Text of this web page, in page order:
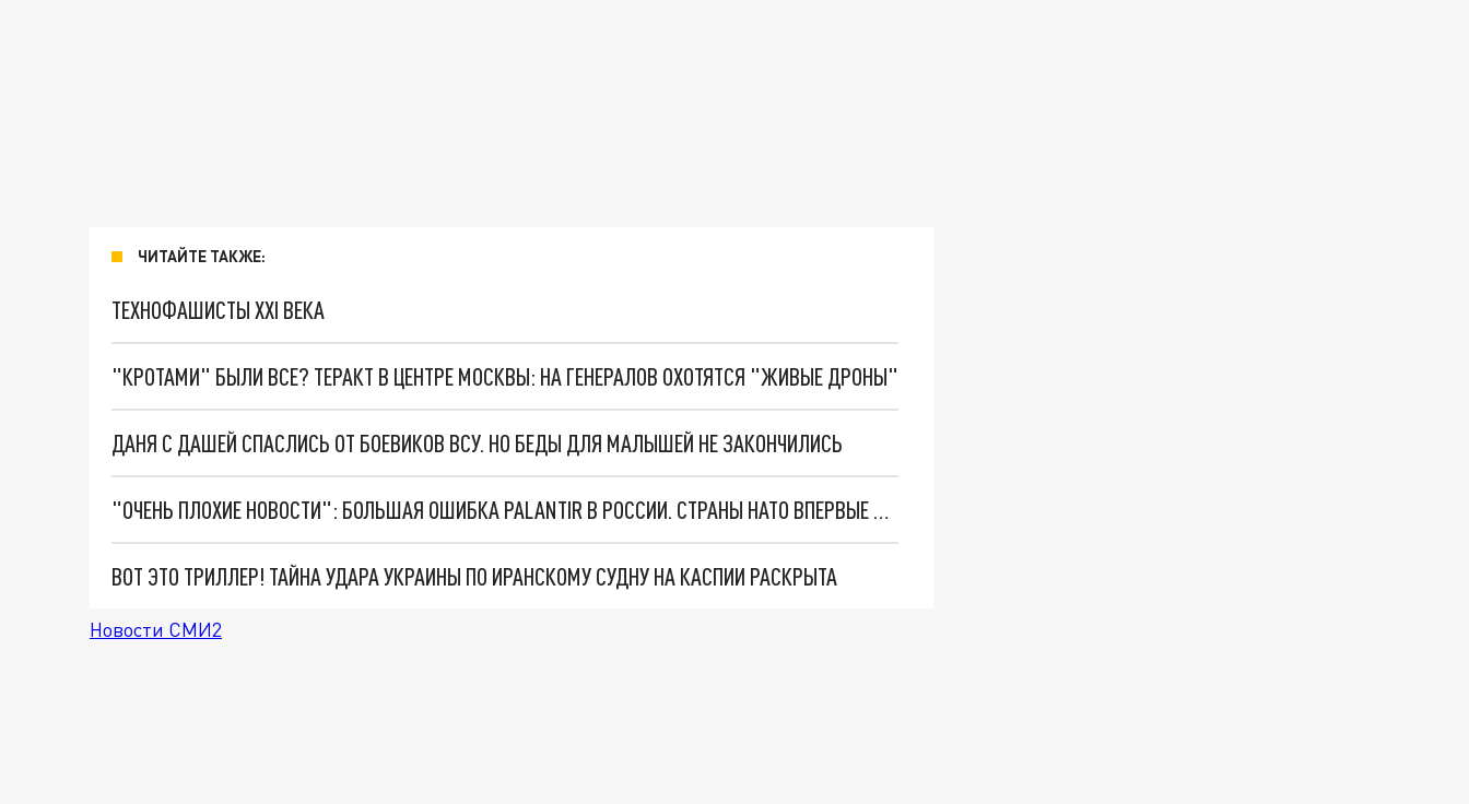
ЧИТАЙТЕ ТАКЖЕ:
ТЕХНОФАШИСТЫ XXI ВЕКА
"КРОТАМИ" БЫЛИ ВСЕ? ТЕРАКТ В ЦЕНТРЕ МОСКВЫ: НА ГЕНЕРАЛОВ ОХОТЯТСЯ "ЖИВЫЕ ДРОНЫ"
ДАНЯ С ДАШЕЙ СПАСЛИСЬ ОТ БОЕВИКОВ ВСУ. НО БЕДЫ ДЛЯ МАЛЫШЕЙ НЕ ЗАКОНЧИЛИСЬ
"ОЧЕНЬ ПЛОХИЕ НОВОСТИ": БОЛЬШАЯ ОШИБКА PALANTIR В РОССИИ. СТРАНЫ НАТО ВПЕРВЫЕ ЗА СВО ОСТАНОВИЛИ ПОСТАВКИ ОРУЖИЯ. ВСУ ТЕРЯЮТ ПРИГРАНИЧЬЕ?
ВОТ ЭТО ТРИЛЛЕР! ТАЙНА УДАРА УКРАИНЫ ПО ИРАНСКОМУ СУДНУ НА КАСПИИ РАСКРЫТА
Новости СМИ2